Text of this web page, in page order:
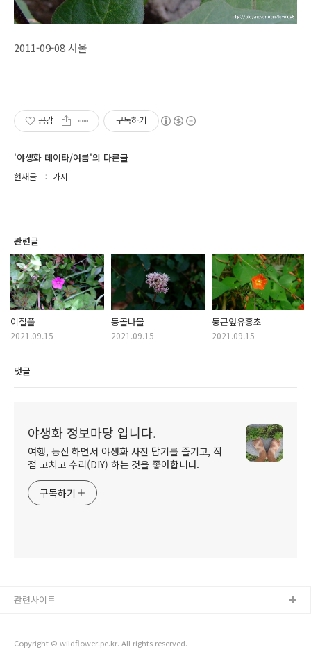
2011-09-08 서울
공감 구독하기
'야생화 데이타/여름'의 다른글
현재글 가지
관련글
이질풀
2021.09.15
등골나물
2021.09.15
둥근잎유홍초
2021.09.15
댓글
야생화 정보마당 입니다.
여행, 등산 하면서 야생화 사진 담기를 즐기고, 직
접 고치고 수리(DIY) 하는 것을 좋아합니다.
구독하기
Copyright © wildflower.pe.kr. All rights reserved.
관련사이트